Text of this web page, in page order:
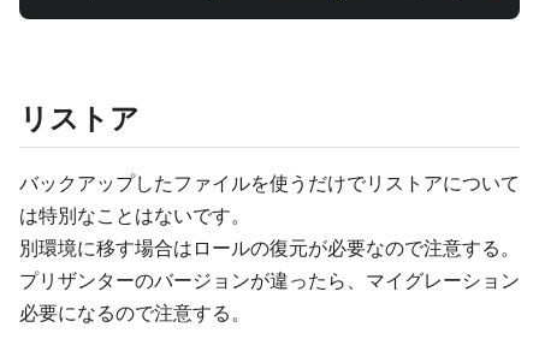
リストア
バックアップしたファイルを使うだけでリストアについて
は特別なことはないです。
別環境に移す場合はロールの復元が必要なので注意する。
プリザンターのバージョンが違ったら、マイグレーション
必要になるので注意する。